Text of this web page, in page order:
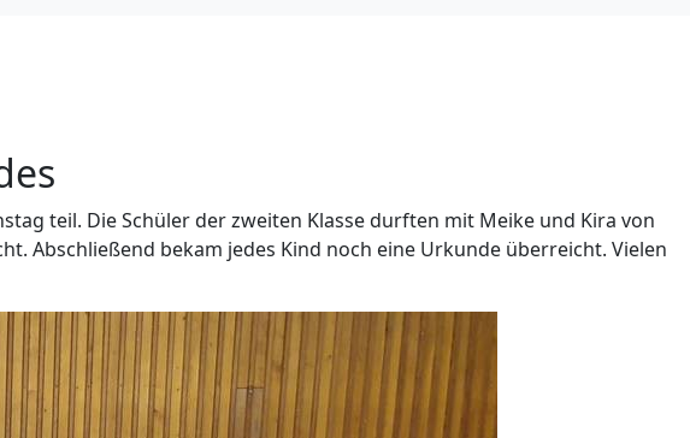
teil. Die Schüler der zweiten Klasse durften mit Meike und Kira von
Abschließend bekam jedes Kind noch eine Urkunde überreicht. Vielen